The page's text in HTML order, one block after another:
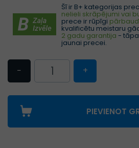
Šī ir B+ kategorijas
nelieli skrāpējumi vai
prece ir rūpīgi
kvalificētu meistaru
2 gadu garantija -
jaunai precei.
− +
PIEVIENOT